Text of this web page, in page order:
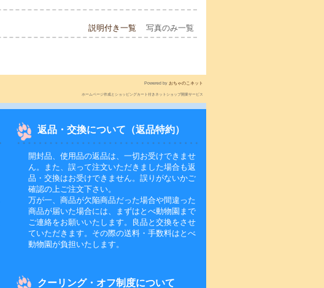
説明付き一覧 写真のみ一覧
Powered by おちゃのこネット
ホームページ作成とショッピングカート付きネットショップ開業サービス
返品・交換について（返品特約）
開封品、使用品の返品は、一切お受けできませ
ん。また、誤って注文いただきました場合も返
品・交換はお受けできません。誤りがないかご
確認の上ご注文下さい。
万が一、商品が欠陥商品だった場合や間違った
商品が届いた場合には、まずはとべ動物園まで
ご連絡をお願いいたします。良品と交換をさせ
ていただきます。その際の送料・手数料はとべ
動物園が負担いたします。
クーリング・オフ制度について